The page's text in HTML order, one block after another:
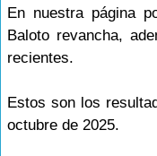
En nuestra página
Baloto revancha,
recientes.
Estos son los
octubre de 2025.